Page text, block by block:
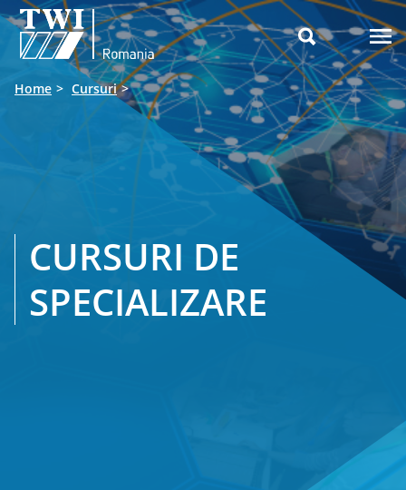

Home Cursuri
CURSURI DE
SPECIALIZARE